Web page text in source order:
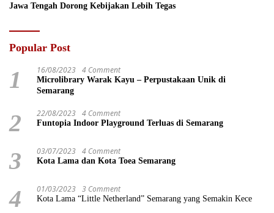
Jawa Tengah Dorong Kebijakan Lebih Tegas
Popular Post
1 16/08/2023 4 Comment
Microlibrary Warak Kayu – Perpustakaan Unik di
Semarang
2 22/08/2023 4 Comment
Funtopia Indoor Playground Terluas di Semarang
3 03/07/2023 4 Comment
Kota Lama dan Kota Toea Semarang
4 01/03/2023 3 Comment
Kota Lama “Little Netherland” Semarang yang Semakin Kece